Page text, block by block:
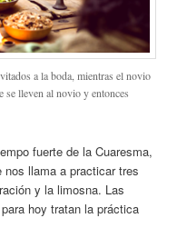
a la boda, mientras el novio
se lleven al novio y entonces
fuerte de la Cuaresma,
llama a practicar tres
y la limosna. Las
hoy tratan la práctica